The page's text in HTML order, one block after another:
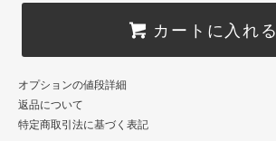
カートに入れる
オプションの値段詳細
返品について
特定商取引法に基づく表記